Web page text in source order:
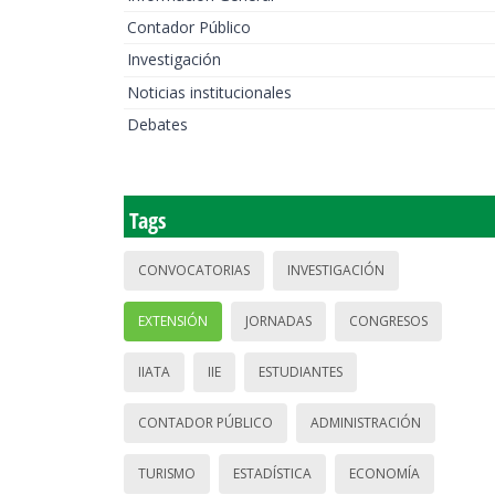
Contador Público
Investigación
Noticias institucionales
Debates
Tags
CONVOCATORIAS INVESTIGACIÓN
EXTENSIÓN JORNADAS CONGRESOS
IIATA IIE ESTUDIANTES
CONTADOR PÚBLICO ADMINISTRACIÓN
TURISMO ESTADÍSTICA ECONOMÍA